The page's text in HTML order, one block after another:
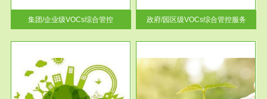
集团/企业级VOCs综合管控
年，全...
政府/园区级VOCs综合管控服务
服务范围